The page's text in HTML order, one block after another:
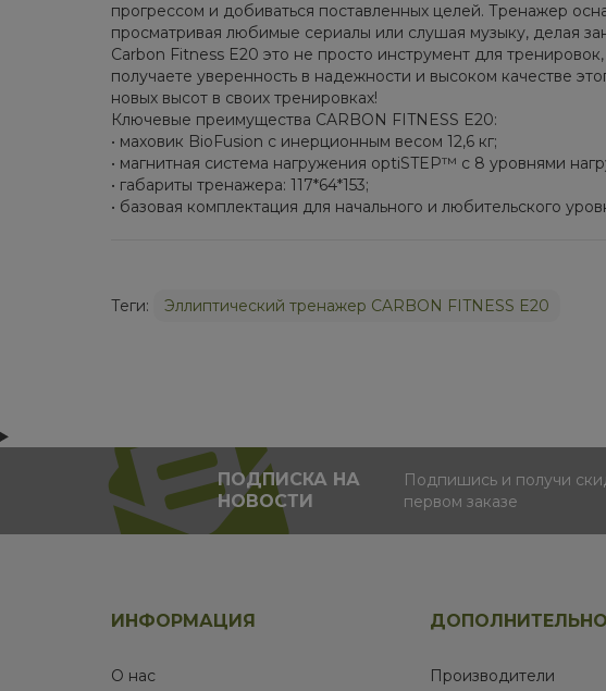
прогрессом и добиваться поставленных целей. Тренажер
просматривая любимые сериалы или слушая музыку, делая
Carbon Fitness E20 это не просто инструмент для
получаете уверенность в надежности и высоком качестве
новых высот в своих тренировках!
Ключевые преимущества CARBON FITNESS E20:
• маховик BioFusion с инерционным весом 12,6 кг;
• магнитная система нагружения optiSTEP™ с 8 уровнями
• габариты тренажера: 117*64*153;
• базовая комплектация для начального и любительского
Теги: Эллиптический тренажер CARBON FITNESS E20
ПОДПИСКА НА
НОВОСТИ
Подпишись и получи
первом заказе
ИНФОРМАЦИЯ
О нас
ДОПОЛНИТЕЛЬНО
Производители